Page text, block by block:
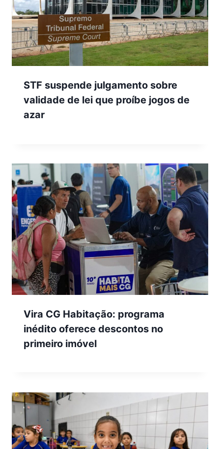
STF suspende julgamento sobre
validade de lei que proíbe jogos de
azar
Vira CG Habitação: programa
inédito oferece descontos no
primeiro imóvel